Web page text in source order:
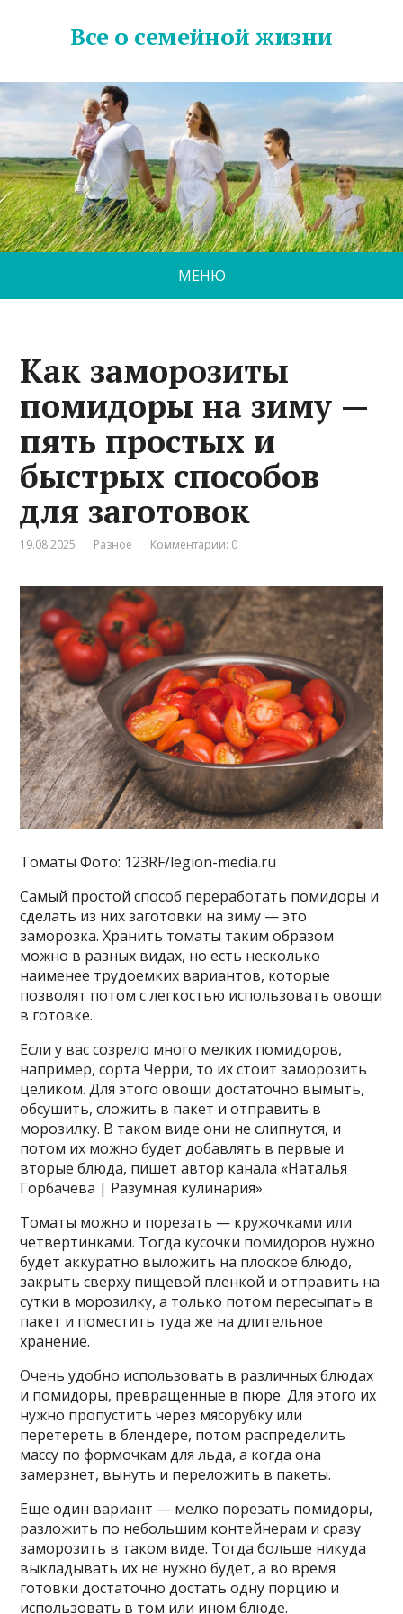
Все о семейной жизни
МЕНЮ
Как заморозиты
помидоры на зиму —
пять простых и
быстрых способов
для заготовок
19.08.2025 Разное Комментарии: 0
Томаты Фото: 123RF/legion-media.ru
Самый простой способ переработать помидоры и
сделать из них заготовки на зиму — это
заморозка. Хранить томаты таким образом
можно в разных видах, но есть несколько
наименее трудоемких вариантов, которые
позволят потом с легкостью использовать овощи
в готовке.
Если у вас созрело много мелких помидоров,
например, сорта Черри, то их стоит заморозить
целиком. Для этого овощи достаточно вымыть,
обсушить, сложить в пакет и отправить в
морозилку. В таком виде они не слипнутся, и
потом их можно будет добавлять в первые и
вторые блюда, пишет автор канала «Наталья
Горбачёва | Разумная кулинария».
Томаты можно и порезать — кружочками или
четвертинками. Тогда кусочки помидоров нужно
будет аккуратно выложить на плоское блюдо,
закрыть сверху пищевой пленкой и отправить на
сутки в морозилку, а только потом пересыпать в
пакет и поместить туда же на длительное
хранение.
Очень удобно использовать в различных блюдах
и помидоры, превращенные в пюре. Для этого их
нужно пропустить через мясорубку или
перетереть в блендере, потом распределить
массу по формочкам для льда, а когда она
замерзнет, вынуть и переложить в пакеты.
Еще один вариант — мелко порезать помидоры,
разложить по небольшим контейнерам и сразу
заморозить в таком виде. Тогда больше никуда
выкладывать их не нужно будет, а во время
готовки достаточно достать одну порцию и
использовать в том или ином блюде.